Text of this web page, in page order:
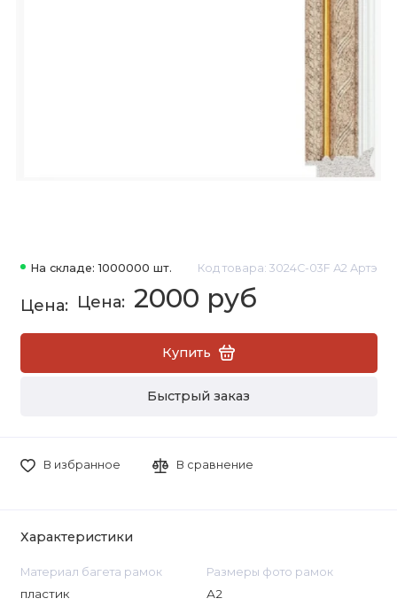
На складе: 1000000 шт. Код товара: 3024C-03F А2 Артэ
2000 руб
Купить
Быстрый заказ
В избранное В сравнение
Характеристики
Материал багета рамок
пластик
Размеры фото рамок
А2